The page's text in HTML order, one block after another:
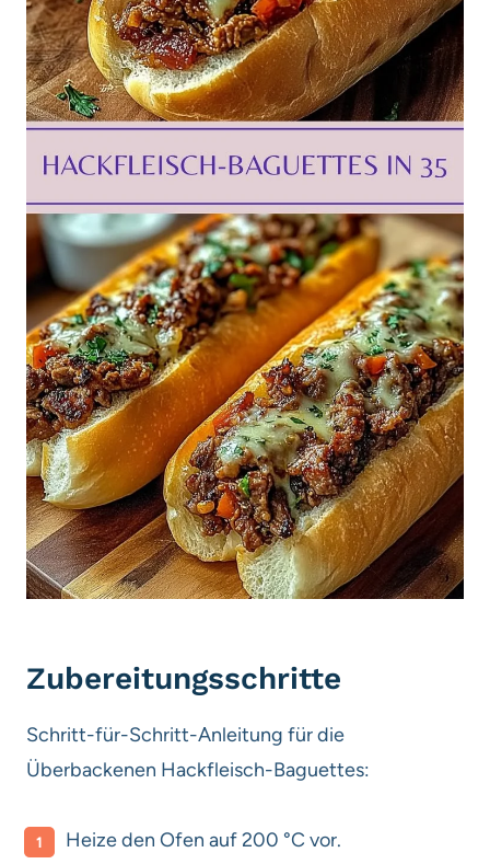
Zubereitungsschritte
Schritt-für-Schritt-Anleitung für die
Überbackenen Hackfleisch-Baguettes:
Heize den Ofen auf 200 °C vor.